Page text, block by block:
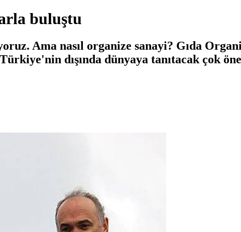
buluştu
Ama nasıl organize sanayi? Gıda
dışında dünyaya tanıtacak çok